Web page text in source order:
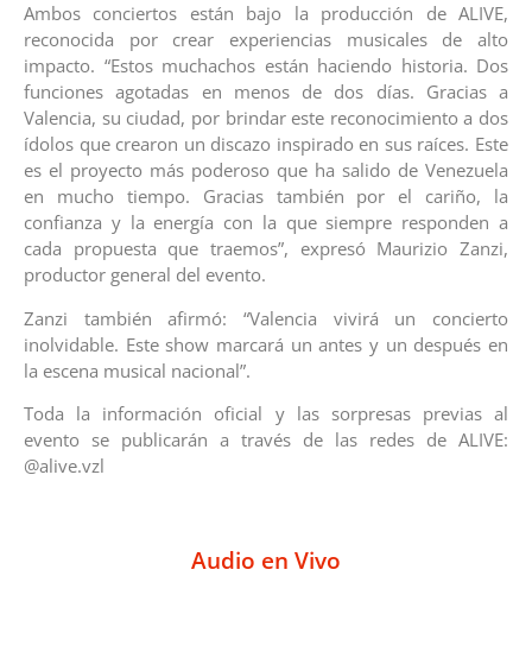
Ambos conciertos están bajo la producción de ALIVE,
reconocida por crear experiencias musicales de alto
impacto. “Estos muchachos están haciendo historia. Dos
funciones agotadas en menos de dos días. Gracias a
Valencia, su ciudad, por brindar este reconocimiento a dos
ídolos que crearon un discazo inspirado en sus raíces. Este
es el proyecto más poderoso que ha salido de Venezuela
en mucho tiempo. Gracias también por el cariño, la
confianza y la energía con la que siempre responden a
cada propuesta que traemos”, expresó Maurizio Zanzi,
productor general del evento.
Zanzi también afirmó: “Valencia vivirá un concierto
inolvidable. Este show marcará un antes y un después en
la escena musical nacional”.
Toda la información oficial y las sorpresas previas al
evento se publicarán a través de las redes de ALIVE:
@alive.vzl
Audio en Vivo